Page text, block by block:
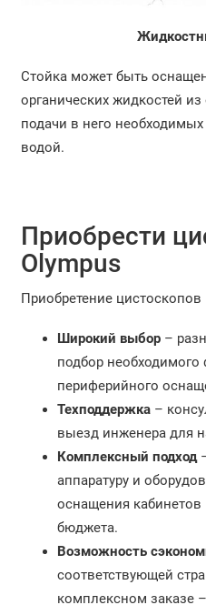
Стойка может быть
органических жидкостей
подачи в него
водой.
Приобрести
Olympus
Приобретение цистоскопов
Широкий выбор –
подбор необходимого
периферийного
Техподдержка–
выезд инженера для
Комплексный подход
аппаратуру и
оснащения кабинетов
бюджета.
Возможность
соответствующей
комплексном заказе